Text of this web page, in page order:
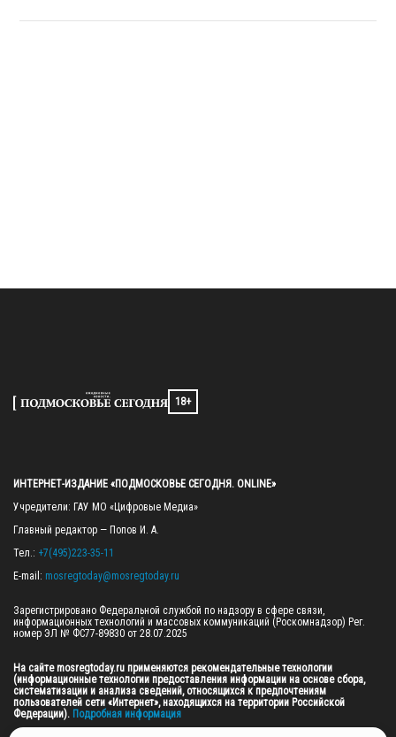
18+
ИНТЕРНЕТ-ИЗДАНИЕ «ПОДМОСКОВЬЕ СЕГОДНЯ. ONLINE»
Учредители: ГАУ МО «Цифровые Медиа»
Главный редактор — Попов И. А.
Тел.: +7(495)223-35-11
E-mail: mosregtoday@mosregtoday.ru
Зарегистрировано Федеральной службой по надзору в сфере связи,
информационных технологий и массовых коммуникаций (Роскомнадзор) Рег.
номер ЭЛ № ФС77-89830 от 28.07.2025
На сайте mosregtoday.ru применяются рекомендательные технологии
(информационные технологии предоставления информации на основе сбора,
систематизации и анализа сведений, относящихся к предпочтениям
пользователей сети «Интернет», находящихся на территории Российской
Федерации). Подробная информация